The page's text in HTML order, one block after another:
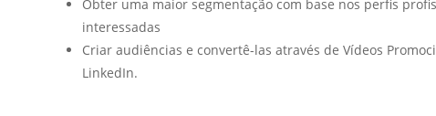
Obter uma maior segmentação com base nos perfis
interessadas
Criar audiências e convertê-las através de Vídeos
LinkedIn.